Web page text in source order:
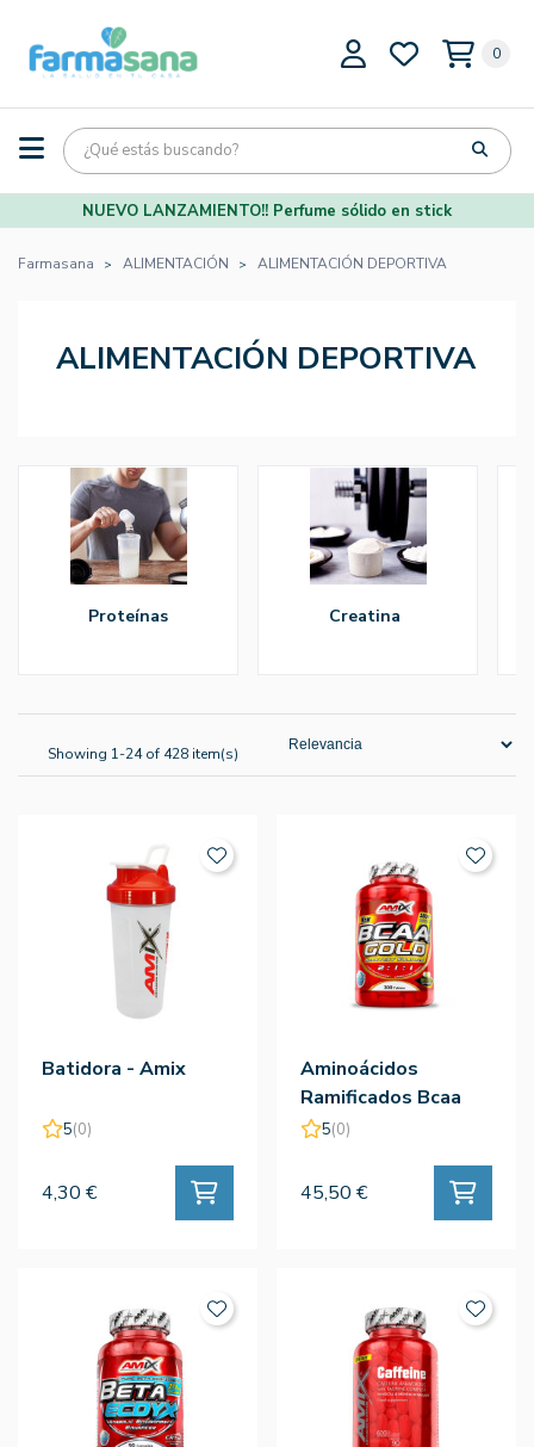
0
NUEVO LANZAMIENTO!! Perfume sólido en stick
Farmasana ALIMENTACIÓN ALIMENTACIÓN DEPORTIVA
ALIMENTACIÓN DEPORTIVA
proteínas creatina
Showing 1-24 of 428 item(s)
Batidora - Amix
5(0)
4,30 €
Aminoácidos
Ramificados Bcaa
Gold 2:1:1 300 Tab -
5(0)
45,50 €